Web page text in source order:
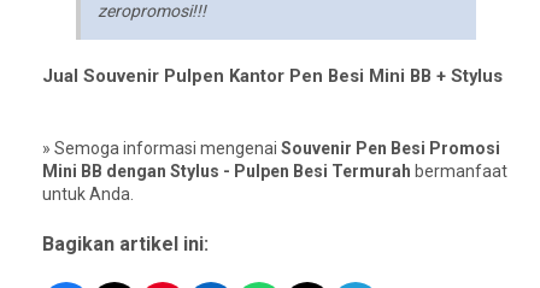
zeropromosi!!!
Jual Souvenir Pulpen Kantor Pen Besi Mini BB + Stylus
» Semoga informasi mengenai Souvenir Pen Besi Promosi
Mini BB dengan Stylus - Pulpen Besi Termurah bermanfaat
untuk Anda.
Bagikan artikel ini: